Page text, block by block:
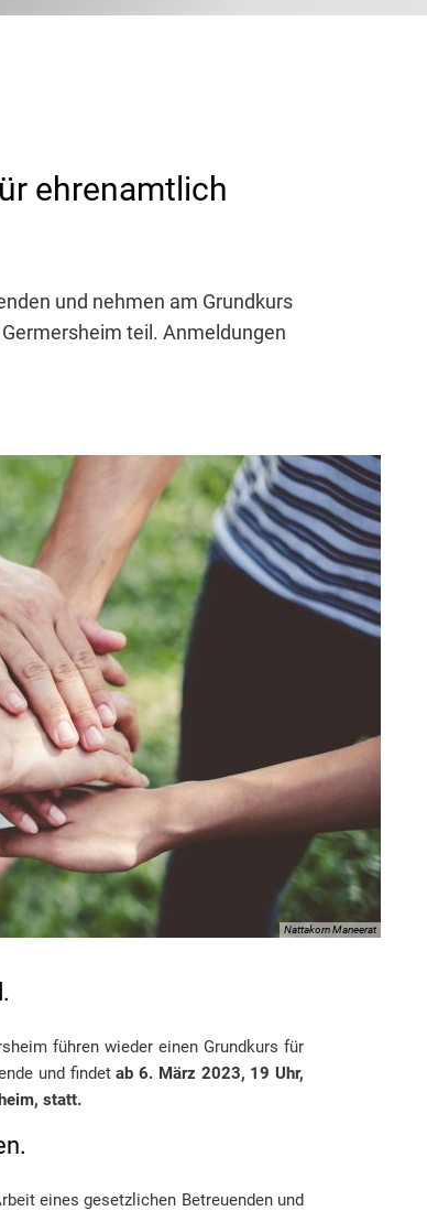
ehrenamtlich
und nehmen am Grundkurs
teil. Anmeldungen
Nattakorn Maneerat
führen wieder einen Grundkurs für
und findetab 6. März 2023, 19 Uhr,
statt.
eines gesetzlichen Betreuenden und